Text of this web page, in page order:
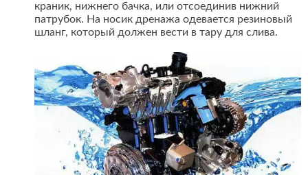
краник, нижнего бачка, или отсоединив нижний
патрубок. На носик дренажа одевается резиновый
шланг, который должен вести в тару для слива.